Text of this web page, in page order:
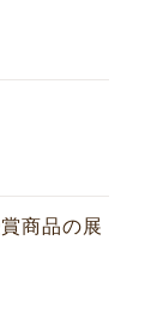
商品の展